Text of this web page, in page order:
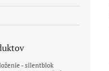
- silentblok